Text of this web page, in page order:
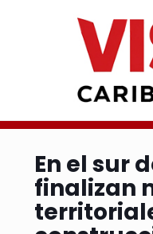
En el sur
finalizan